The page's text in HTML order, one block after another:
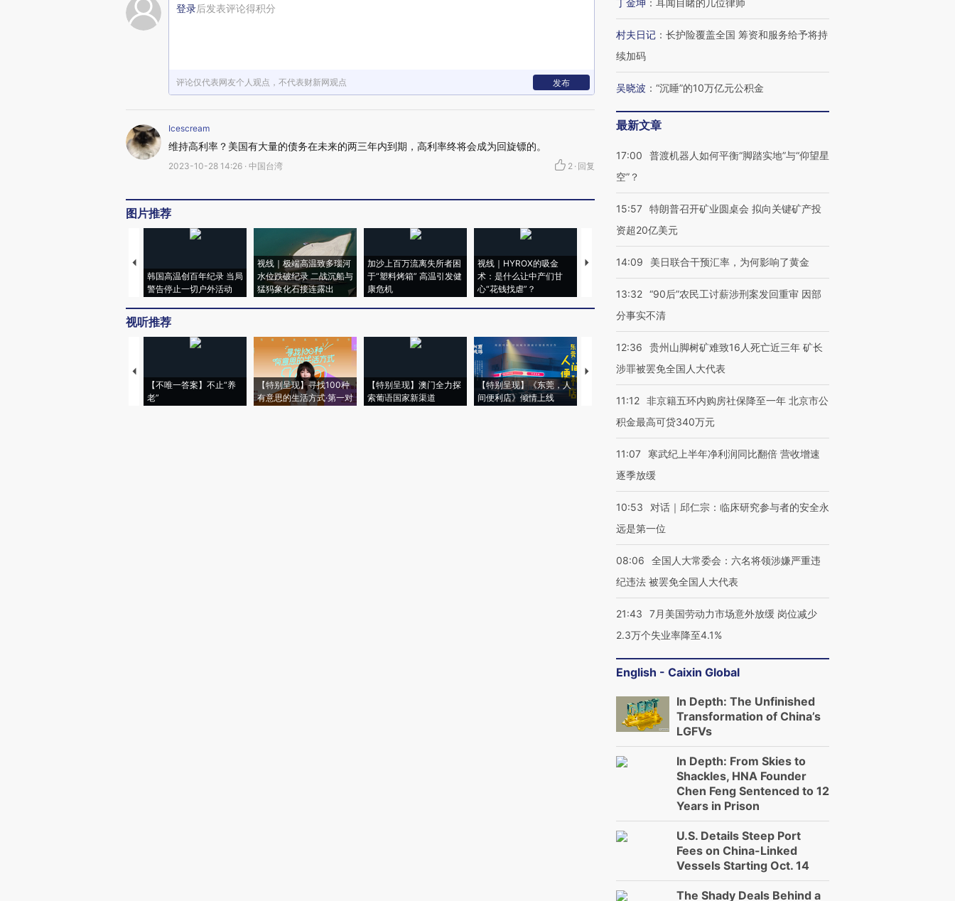
登录后发表评论得积分
评论仅代表网友个人观点，不代表财新网观点 发布
Icescream
维持高利率？美国有大量的债务在未来的两三年内到期，高利率终将会成为回旋镖的。
2023-10-28 14:26 · 中国台湾 2 · 回复
图片推荐
韩国高温创百年纪录 当局
警告停止一切户外活动
视线｜极端高温致多瑙河
水位跌破纪录 二战沉船与
猛犸象化石接连露出
加沙上百万流离失所者困
于“塑料烤箱” 高温引发健
康危机
视线｜HYROX的吸金
术：是什么让中产们甘
心“花钱找虐”？
马航飞行员跨国走私7万
粒摇头丸 尿检体内含3种
视线｜被称为“蟑螂”的印
度Z世代 用街头抗争将教
育部长拱下台
视线｜“入侵”还是“人道危
机”？难民潮撕裂西班牙
飞地休达
视听推荐
【不唯一答案】不止“养
老”
【特别呈现】寻找100种
有意思的生活方式·第一对
【特别呈现】澳门全力探
索葡语国家新渠道
【特别呈现】《东莞，人
间便利店》倾情上线
【推广】走进第四届链博
会，让数智科技“链”接产
【特别呈现】寻找100种
有意思的生活方式·第三对
CFO：不靠规模取胜，华
住三大增长引擎是什么？
丁金坤 ： 耳闻目睹的几位律师
村夫日记 ： 长护险覆盖全国 筹资和服务给予将持
续加码
吴晓波 ： “沉睡”的10万亿元公积金
最新文章
17:00
普渡机器人如何平衡“脚踏实地”与“仰望星
空”？
15:57 特朗普召开矿业圆桌会 拟向关键矿产投
资超20亿美元
14:09 美日联合干预汇率，为何影响了黄金
13:32 “90后”农民工讨薪涉刑案发回重审 因部
分事实不清
12:36
贵州山脚树矿难致16人死亡近三年 矿长
涉罪被罢免全国人大代表
11:12 非京籍五环内购房社保降至一年 北京市公
积金最高可贷340万元
11:07
寒武纪上半年净利润同比翻倍 营收增速
逐季放缓
10:53
对话｜邱仁宗：临床研究参与者的安全永
远是第一位
08:06
全国人大常委会：六名将领涉嫌严重违
纪违法 被罢免全国人大代表
21:43
7月美国劳动力市场意外放缓 岗位减少
2.3万个失业率降至4.1%
English - Caixin Global
In Depth: The Unfinished
Transformation of China’s
LGFVs
In Depth: From Skies to
Shackles, HNA Founder
Chen Feng Sentenced to 12
Years in Prison
U.S. Details Steep Port
Fees on China-Linked
Vessels Starting Oct. 14
The Shady Deals Behind a